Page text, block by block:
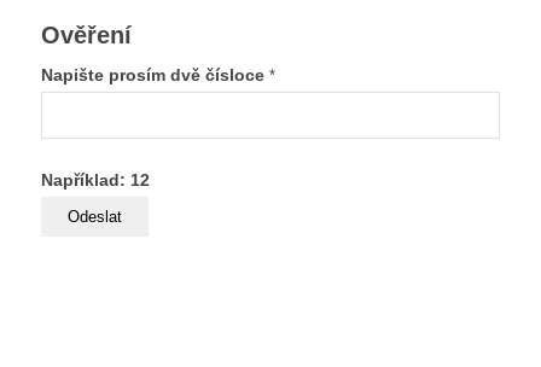
Ověření
Napište prosím dvě čísloce *
Například: 12